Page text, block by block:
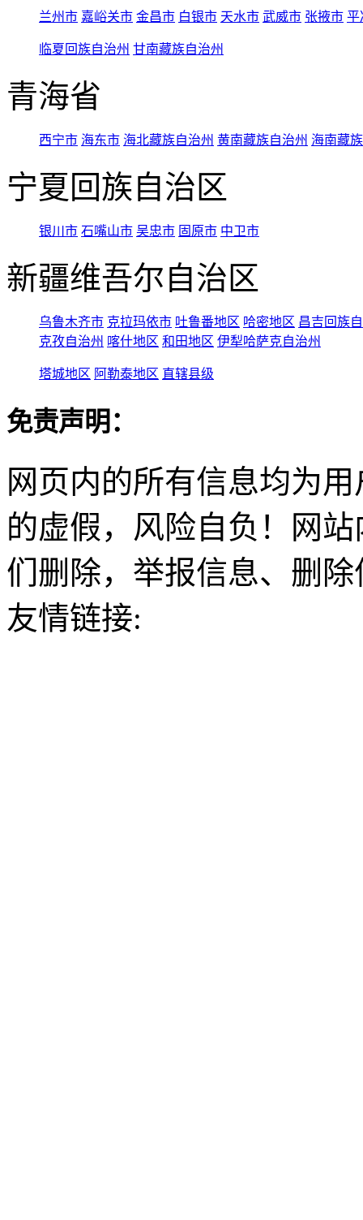
兰州市 嘉峪关市 金昌市 白银市 天水市 武威市 张掖市 平
临夏回族自治州 甘南藏族自治州
青海省
西宁市 海东市 海北藏族自治州 黄南藏族自治州 海南藏
宁夏回族自治区
银川市 石嘴山市 吴忠市 固原市 中卫市
新疆维吾尔自治区
乌鲁木齐市 克拉玛依市 吐鲁番地区 哈密地区 昌吉回族
克孜自治州 喀什地区 和田地区 伊犁哈萨克自治州
塔城地区 阿勒泰地区 直辖县级
免责声明：
网页内的所有信息均为
的虚假，风险自负！网
们删除，举报信息、删
友情链接: